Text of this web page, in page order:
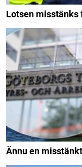
Lotsen
Ännu en